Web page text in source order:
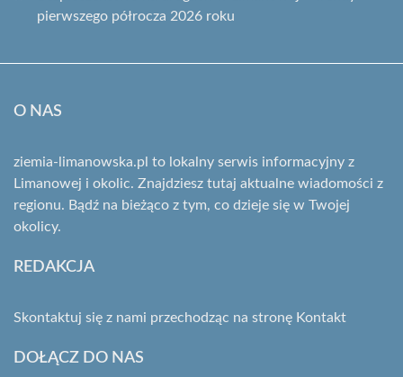
pierwszego półrocza 2026 roku
O NAS
ziemia-limanowska.pl to lokalny serwis informacyjny z
Limanowej i okolic. Znajdziesz tutaj aktualne wiadomości z
regionu. Bądź na bieżąco z tym, co dzieje się w Twojej
okolicy.
REDAKCJA
Skontaktuj się z nami przechodząc na stronę Kontakt
DOŁĄCZ DO NAS